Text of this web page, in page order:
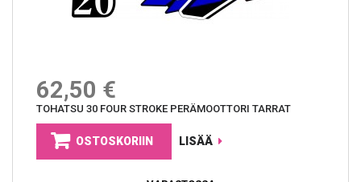
62,50 €
TOHATSU 30 FOUR STROKE PERÄMOOTTORI TARRAT
OSTOSKORIIN LISÄÄ